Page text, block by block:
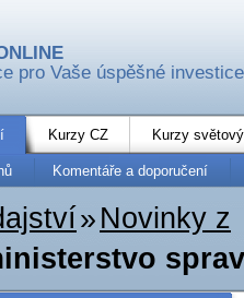
pro Vaše úspěšné investice
Kurzy CZ Kurzy
Komentáře a doporučení
» Novinky z